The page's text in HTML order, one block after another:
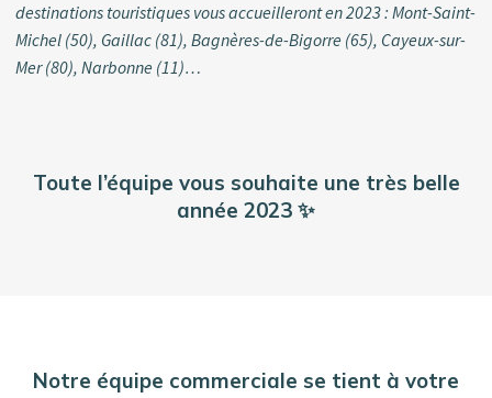
destinations touristiques vous accueilleront en 2023 : Mont-Saint-
Michel (50), Gaillac (81), Bagnères-de-Bigorre (65), Cayeux-sur-
Mer (80), Narbonne (11)…
Toute l’équipe vous souhaite une très belle
année 2023 ✨
Notre équipe commerciale se tient à votre